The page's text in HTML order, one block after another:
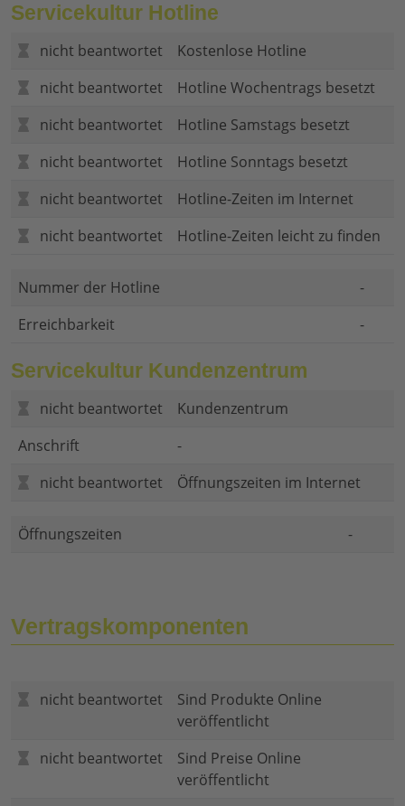
Servicekultur Hotline
nicht beantwortet
Kostenlose Hotline
nicht beantwortet
Hotline Wochentrags besetzt
nicht beantwortet
Hotline Samstags besetzt
nicht beantwortet
Hotline Sonntags besetzt
nicht beantwortet
Hotline-Zeiten im Internet
nicht beantwortet
Hotline-Zeiten leicht zu finden
Nummer der Hotline
-
Erreichbarkeit
-
Servicekultur Kundenzentrum
nicht beantwortet
Kundenzentrum
Anschrift
-
nicht beantwortet
Öffnungszeiten im Internet
Öffnungszeiten -
Vertragskomponenten
nicht beantwortet
Sind Produkte Online
veröffentlicht
nicht beantwortet
Sind Preise Online
veröffentlicht